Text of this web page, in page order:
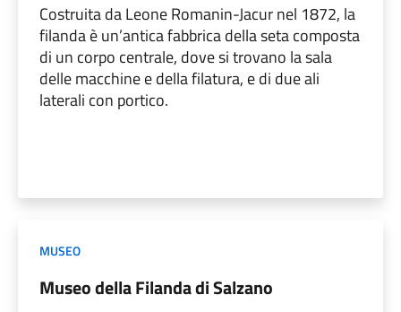
Costruita da Leone Romanin-Jacur nel 1872, la
filanda è un’antica fabbrica della seta composta
di un corpo centrale, dove si trovano la sala
delle macchine e della filatura, e di due ali
laterali con portico.
MUSEO
Museo della Filanda di Salzano